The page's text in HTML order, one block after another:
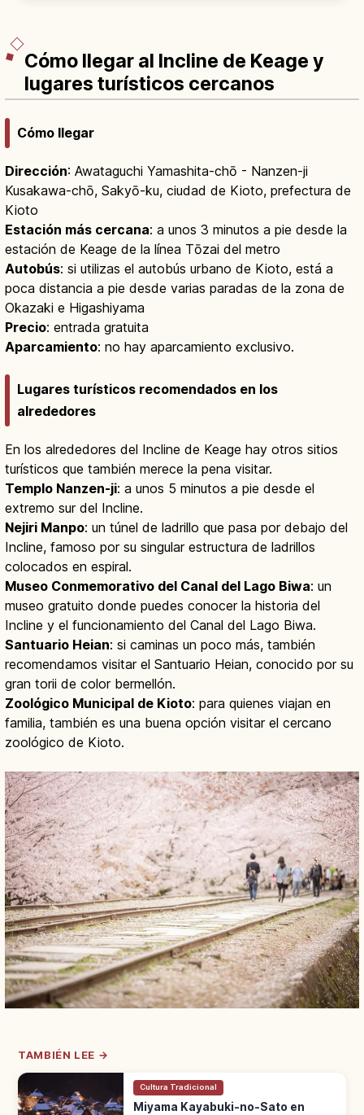
Cómo llegar al Incline de Keage y
lugares turísticos cercanos
Cómo llegar
Dirección: Awataguchi Yamashita-chō - Nanzen-ji
Kusakawa-chō, Sakyō-ku, ciudad de Kioto, prefectura de
Kioto
Estación más cercana: a unos 3 minutos a pie desde la
estación de Keage de la línea Tōzai del metro
Autobús: si utilizas el autobús urbano de Kioto, está a
poca distancia a pie desde varias paradas de la zona de
Okazaki e Higashiyama
Precio: entrada gratuita
Aparcamiento: no hay aparcamiento exclusivo.
Lugares turísticos recomendados en los
alrededores
En los alrededores del Incline de Keage hay otros sitios
turísticos que también merece la pena visitar.
Templo Nanzen-ji: a unos 5 minutos a pie desde el
extremo sur del Incline.
Nejiri Manpo: un túnel de ladrillo que pasa por debajo del
Incline, famoso por su singular estructura de ladrillos
colocados en espiral.
Museo Conmemorativo del Canal del Lago Biwa: un
museo gratuito donde puedes conocer la historia del
Incline y el funcionamiento del Canal del Lago Biwa.
Santuario Heian: si caminas un poco más, también
recomendamos visitar el Santuario Heian, conocido por su
gran torii de color bermellón.
Zoológico Municipal de Kioto: para quienes viajan en
familia, también es una buena opción visitar el cercano
zoológico de Kioto.
TAMBIÉN LEE →
Cultura Tradicional
Miyama Kayabuki-no-Sato en